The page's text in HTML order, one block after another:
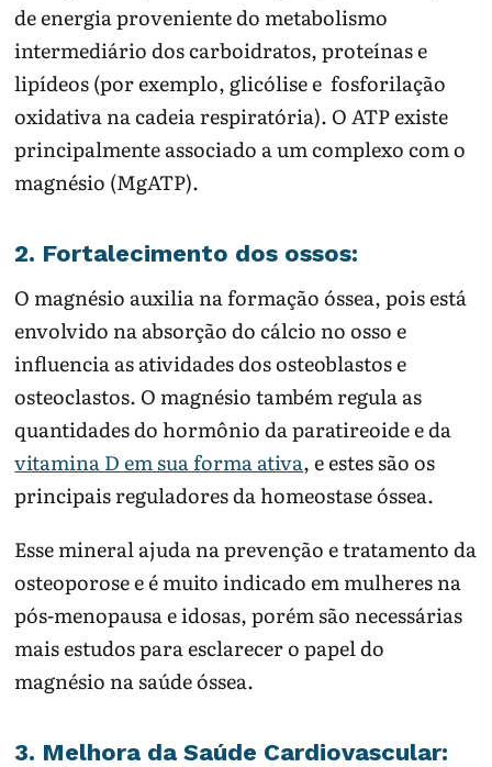
de energia proveniente do metabolismo
intermediário dos carboidratos, proteínas e
lipídeos (por exemplo, glicólise e fosforilação
oxidativa na cadeia respiratória). O ATP existe
principalmente associado a um complexo com o
magnésio (MgATP).
2. Fortalecimento dos ossos:
O magnésio auxilia na formação óssea, pois está
envolvido na absorção do cálcio no osso e
influencia as atividades dos osteoblastos e
osteoclastos. O magnésio também regula as
quantidades do hormônio da paratireoide e da
vitamina D em sua forma ativa, e estes são os
principais reguladores da homeostase óssea.
Esse mineral ajuda na prevenção e tratamento da
osteoporose e é muito indicado em mulheres na
pós-menopausa e idosas, porém são necessárias
mais estudos para esclarecer o papel do
magnésio na saúde óssea.
3. Melhora da Saúde Cardiovascular: